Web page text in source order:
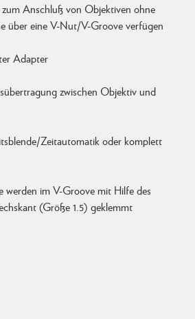
Anschluß von Objektiven ohne
über eine V-Nut/V-Groove verfügen
Adapter
zwischen Objektiv und
Zeitautomatik oder komplett
werden im V-Groove mit Hilfe des
(Größe 1.5) geklemmt